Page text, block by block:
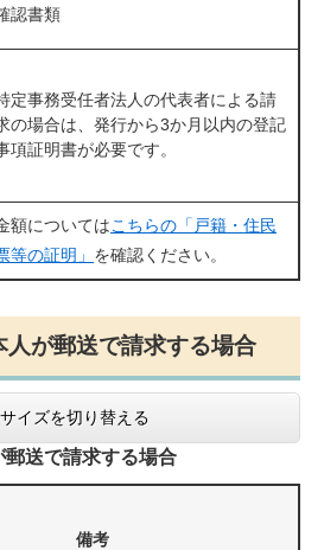
認書類
定事務受任者法人の代表者による請
の場合は、発行から3か月以内の登記
項証明書が必要です。
額についてはこちらの「戸籍・住民
等の証明」 を確認ください。
人が郵送で請求する場合
イズを切り替える
送で請求する場合
備考